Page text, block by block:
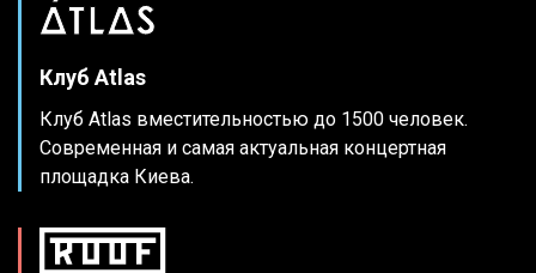
Клуб Atlas
Клуб Atlas вместительностью до 1500 человек.
Современная и самая актуальная концертная
площадка Киева.